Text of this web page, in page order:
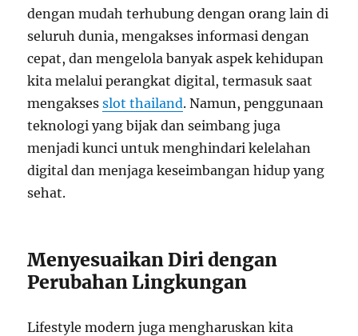
dengan mudah terhubung dengan orang lain di
seluruh dunia, mengakses informasi dengan
cepat, dan mengelola banyak aspek kehidupan
kita melalui perangkat digital, termasuk saat
mengaksesslot thailand. Namun, penggunaan
teknologi yang bijak dan seimbang juga
menjadi kunci untuk menghindari kelelahan
digital dan menjaga keseimbangan hidup yang
sehat.
Menyesuaikan Diri dengan
Perubahan Lingkungan
Lifestyle modern juga mengharuskan kita